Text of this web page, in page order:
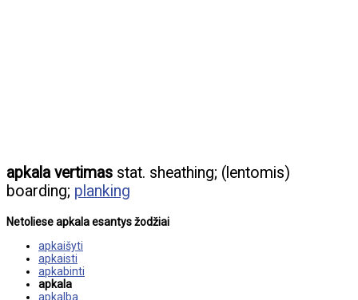
apkala vertimas stat. sheathing; (lentomis)
boarding; planking
Netoliese apkala esantys žodžiai
apkaišyti
apkaisti
apkabinti
apkala
apkalba